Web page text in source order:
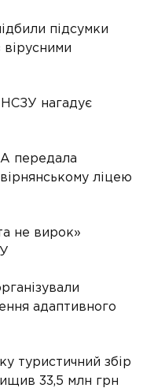
підсумки
нагадує
передала
ліцею
не вирок»
адаптивного
туристичний збір
33,5 млн грн